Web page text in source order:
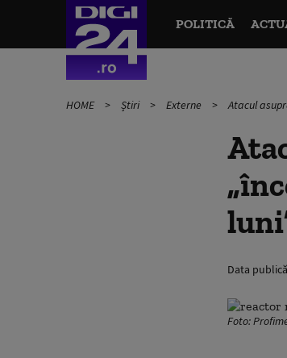
POLITICĂ
HOME Știri Externe Atacul
Data
Foto: